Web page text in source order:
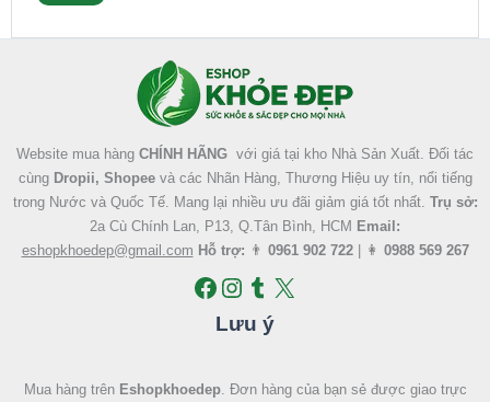
Website mua hàng CHÍNH HÃNG với giá tại kho Nhà Sản Xuất. Đối tác
cùng Dropii, Shopeevà các Nhãn Hàng, Thương Hiệu uy tín, nổi tiếng
trong Nước và Quốc Tế. Mang lại nhiều ưu đãi giảm giá tốt nhất. Trụ sở:
2a Cù Chính Lan, P13, Q.Tân Bình, HCM Email:
eshopkhoedep@gmail.com Hỗ trợ: 👨 0961 902 722| 👩 0988 569 267
Lưu ý
Mua hàng trên Eshopkhoedep. Đơn hàng của bạn sẻ được giao trực